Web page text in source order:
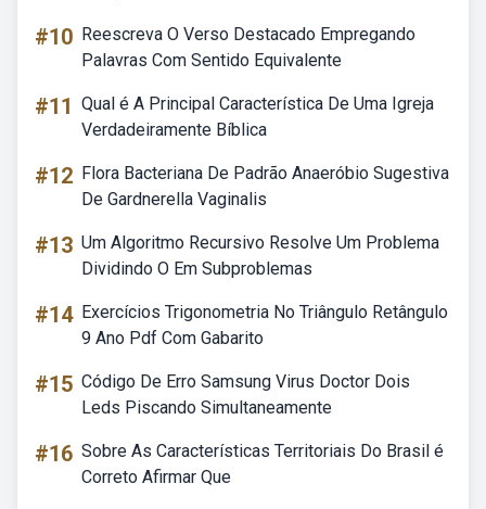
#10 Reescreva O Verso Destacado Empregando
Palavras Com Sentido Equivalente
#11 Qual é A Principal Característica De Uma Igreja
Verdadeiramente Bíblica
#12 Flora Bacteriana De Padrão Anaeróbio Sugestiva
De Gardnerella Vaginalis
#13 Um Algoritmo Recursivo Resolve Um Problema
Dividindo O Em Subproblemas
#14 Exercícios Trigonometria No Triângulo Retângulo
9 Ano Pdf Com Gabarito
#15 Código De Erro Samsung Virus Doctor Dois
Leds Piscando Simultaneamente
#16 Sobre As Características Territoriais Do Brasil é
Correto Afirmar Que